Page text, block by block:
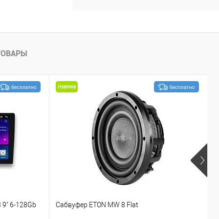
9" 6-128Gb
Новинка
Сабвуфер ETON MW 8 Flat